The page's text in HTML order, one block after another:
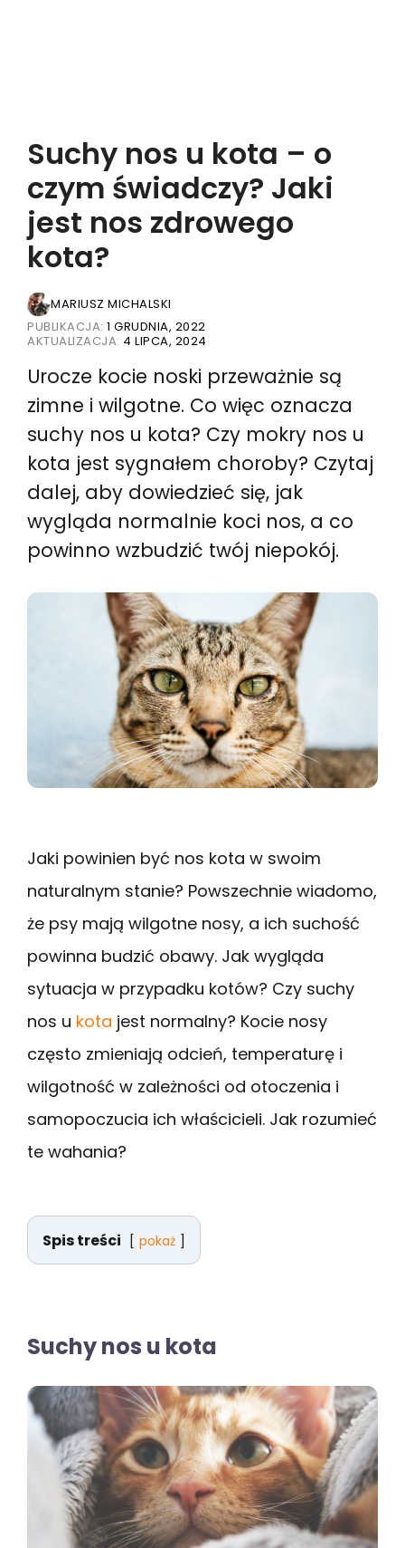
Suchy nos u kota – o
czym świadczy? Jaki
jest nos zdrowego
kota?
MARIUSZ MICHALSKI
PUBLIKACJA: 1 GRUDNIA, 2022
AKTUALIZACJA: 4 LIPCA, 2024
Urocze kocie noski przeważnie są
zimne i wilgotne. Co więc oznacza
suchy nos u kota? Czy mokry nos u
kota jest sygnałem choroby? Czytaj
dalej, aby dowiedzieć się, jak
wygląda normalnie koci nos, a co
powinno wzbudzić twój niepokój.
Jaki powinien być nos kota w swoim
naturalnym stanie? Powszechnie wiadomo,
że psy mają wilgotne nosy, a ich suchość
powinna budzić obawy. Jak wygląda
sytuacja w przypadku kotów? Czy suchy
nos u kota jest normalny? Kocie nosy
często zmieniają odcień, temperaturę i
wilgotność w zależności od otoczenia i
samopoczucia ich właścicieli. Jak rozumieć
te wahania?
Spis treści pokaż
Suchy nos u kota